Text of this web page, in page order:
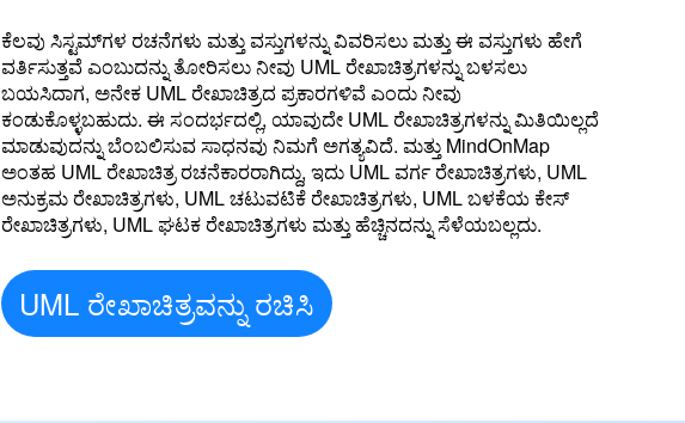
ಕೆಲವು ಸಿಸ್ಟಮ್‌ಗಳ ರಚನೆಗಳು ಮತ್ತು ವಸ್ತುಗಳನ್ನು ವಿವರಿಸಲು ಮತ್ತು ಈ ವಸ್ತುಗಳು ಹೇಗೆ
ವರ್ತಿಸುತ್ತವೆ ಎಂಬುದನ್ನು ತೋರಿಸಲು ನೀವು UML ರೇಖಾಚಿತ್ರಗಳನ್ನು ಬಳಸಲು
ಬಯಸಿದಾಗ, ಅನೇಕ UML ರೇಖಾಚಿತ್ರದ ಪ್ರಕಾರಗಳಿವೆ ಎಂದು ನೀವು
ಕಂಡುಕೊಳ್ಳಬಹುದು. ಈ ಸಂದರ್ಭದಲ್ಲಿ, ಯಾವುದೇ UML ರೇಖಾಚಿತ್ರಗಳನ್ನು ಮಿತಿಯಿಲ್ಲದೆ
ಮಾಡುವುದನ್ನು ಬೆಂಬಲಿಸುವ ಸಾಧನವು ನಿಮಗೆ ಅಗತ್ಯವಿದೆ. ಮತ್ತು MindOnMap
ಅಂತಹ UML ರೇಖಾಚಿತ್ರ ರಚನೆಕಾರರಾಗಿದ್ದು, ಇದು UML ವರ್ಗ ರೇಖಾಚಿತ್ರಗಳು, UML
ಅನುಕ್ರಮ ರೇಖಾಚಿತ್ರಗಳು, UML ಚಟುವಟಿಕೆ ರೇಖಾಚಿತ್ರಗಳು, UML ಬಳಕೆಯ ಕೇಸ್
ರೇಖಾಚಿತ್ರಗಳು, UML ಘಟಕ ರೇಖಾಚಿತ್ರಗಳು ಮತ್ತು ಹೆಚ್ಚಿನದನ್ನು ಸೆಳೆಯಬಲ್ಲದು.
UML ರೇಖಾಚಿತ್ರವನ್ನು ರಚಿಸಿ